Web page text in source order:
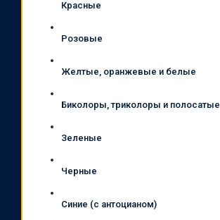
Красные
Розовые
Желтые, оранжевые и белые
Биколоры, триколоры и полосатые
Зеленые
Черные
Синие (с антоцианом)